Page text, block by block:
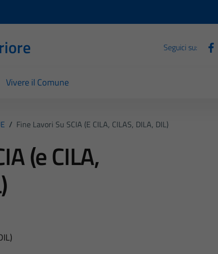
Seguici su:
Vivere il Comune
/ Fine Lavori Su SCIA (e CILA, CILAS, DILA, DIL)
(e CILA,